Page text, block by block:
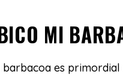
MI
barbacoa es